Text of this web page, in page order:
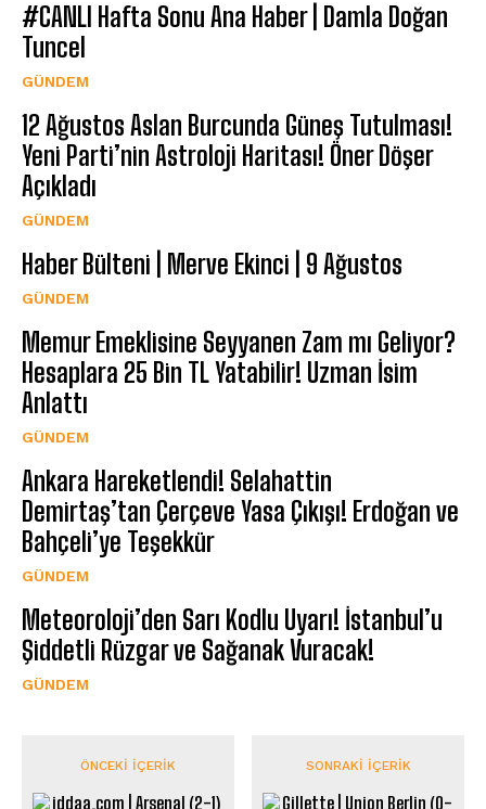
#CANLI Hafta Sonu Ana Haber | Damla Doğan
Tuncel
GÜNDEM
12 Ağustos Aslan Burcunda Güneş Tutulması!
Yeni Parti’nin Astroloji Haritası! Öner Döşer
Açıkladı
GÜNDEM
Haber Bülteni | Merve Ekinci | 9 Ağustos
GÜNDEM
Memur Emeklisine Seyyanen Zam mı Geliyor?
Hesaplara 25 Bin TL Yatabilir! Uzman İsim
Anlattı
GÜNDEM
Ankara Hareketlendi! Selahattin
Demirtaş’tan Çerçeve Yasa Çıkışı! Erdoğan ve
Bahçeli’ye Teşekkür
GÜNDEM
Meteoroloji’den Sarı Kodlu Uyarı! İstanbul’u
Şiddetli Rüzgar ve Sağanak Vuracak!
GÜNDEM
ÖNCEKI İÇERIK SONRAKI İÇERIK